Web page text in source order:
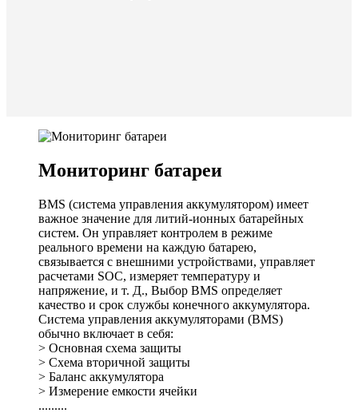
Мониторинг батареи
BMS (система управления аккумулятором) имеет
важное значение для литий-ионных батарейных
систем. Он управляет контролем в режиме
реального времени на каждую батарею,
связывается с внешними устройствами, управляет
расчетами SOC, измеряет температуру и
напряжение, и т. Д., Выбор BMS определяет
качество и срок службы конечного аккумулятора.
Система управления аккумуляторами (BMS)
обычно включает в себя:
> Основная схема защиты
> Схема вторичной защиты
> Баланс аккумулятора
> Измерение емкости ячейки
.........